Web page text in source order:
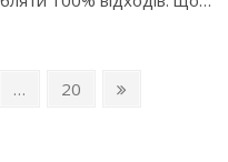
… 20